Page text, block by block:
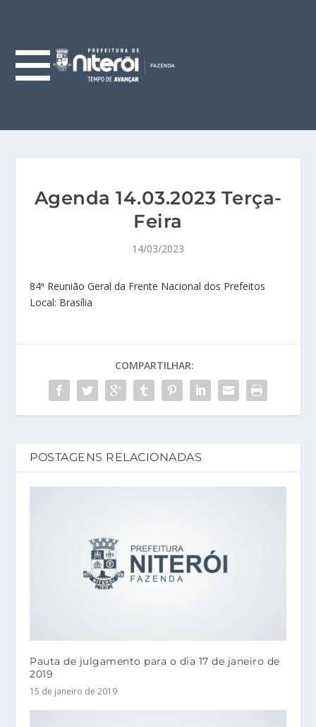
Agenda 14.03.2023 Terça-
Feira
14/03/2023
84ª Reunião Geral da Frente Nacional dos Prefeitos
Local: Brasília
COMPARTILHAR:
POSTAGENS RELACIONADAS
Pauta de julgamento para o dia 17 de janeiro de
2019
15 de janeiro de 2019